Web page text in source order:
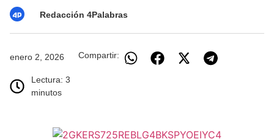
Redacción 4Palabras
enero 2, 2026
Lectura: 3
minutos
Compartir: